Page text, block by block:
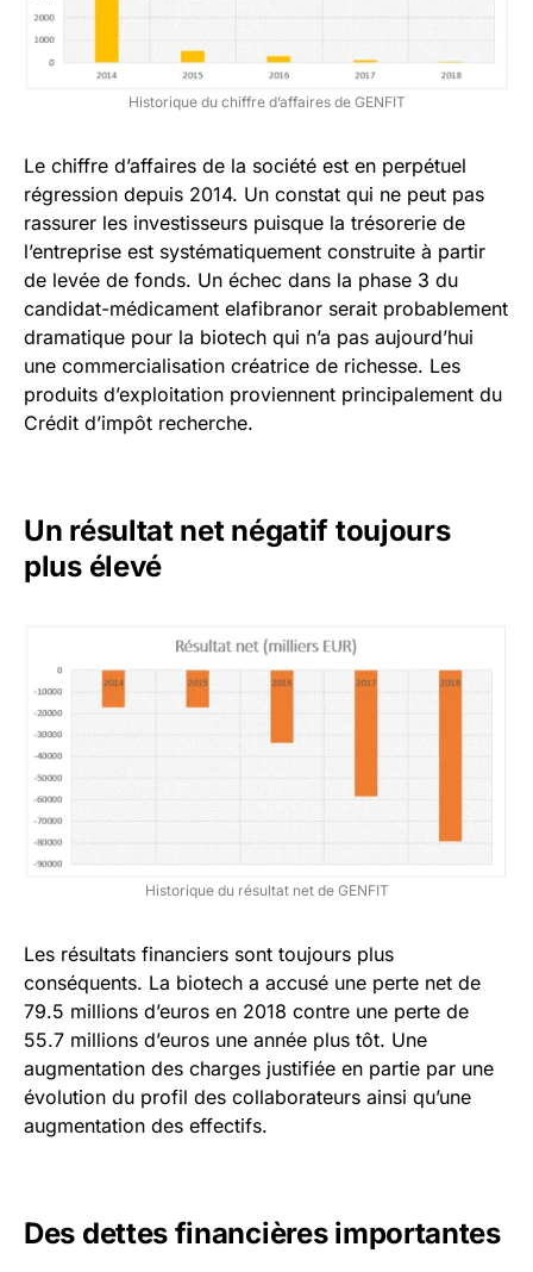
Historique du chiffre d’affaires de GENFIT
Le chiffre d’affaires de la société est en perpétuel
régression depuis 2014. Un constat qui ne peut pas
rassurer les investisseurs puisque la trésorerie de
l’entreprise est systématiquement construite à partir
de levée de fonds. Un échec dans la phase 3 du
candidat-médicament elafibranor serait probablement
dramatique pour la biotech qui n’a pas aujourd’hui
une commercialisation créatrice de richesse. Les
produits d’exploitation proviennent principalement du
Crédit d’impôt recherche.
Un résultat net négatif toujours
plus élevé
Historique du résultat net de GENFIT
Les résultats financiers sont toujours plus
conséquents. La biotech a accusé une perte net de
79.5 millions d’euros en 2018 contre une perte de
55.7 millions d’euros une année plus tôt. Une
augmentation des charges justifiée en partie par une
évolution du profil des collaborateurs ainsi qu’une
augmentation des effectifs.
Des dettes financières importantes